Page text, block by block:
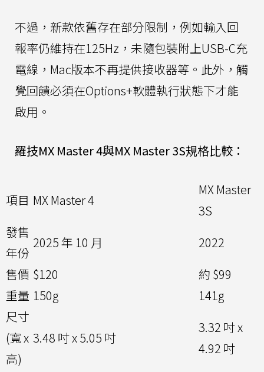
不過，新款依舊存在部分限制，例如輸入回
報率仍維持在125Hz，未隨包裝附上USB-C充
電線，Mac版本不再提供接收器等。此外，觸
覺回饋必須在Options+軟體執行狀態下才能
啟用。
羅技MX Master 4與MX Master 3S規格比較：
項目 MX Master 4
MX Master
3S
發售
年份
2025 年 10 月
2022
售價 $120
約 $99
重量 150g
141g
尺寸
(寬 x
高)
3.48 吋 x 5.05 吋
3.32 吋 x
4.92 吋